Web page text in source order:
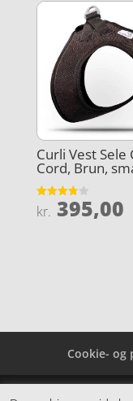
Curli Vest Sele
Cord, Brun,
Vurderet
3.8
kr. 395,00
Cookie-
Denne